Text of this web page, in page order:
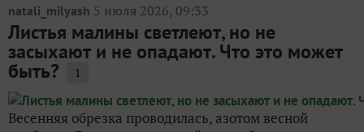
natali_milyash 5 июля 2026, 09:33
Листья малины светлеют, но не
засыхают и не опадают. Что это может
быть? 1
Весенняя обрезка проводилась, азотом весной